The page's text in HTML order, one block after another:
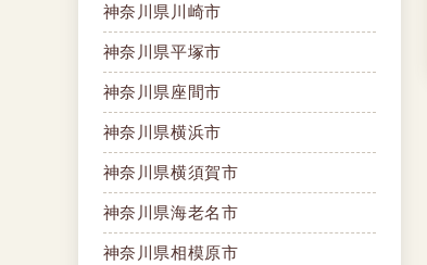
神奈川県川崎市
神奈川県平塚市
神奈川県座間市
神奈川県横浜市
神奈川県横須賀市
神奈川県海老名市
神奈川県相模原市